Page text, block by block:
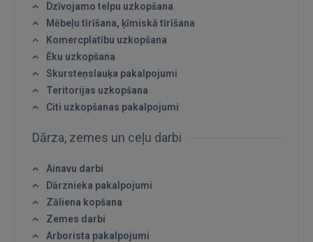
Dzīvojamo telpu uzkopšana
Mēbeļu tīrīšana, ķīmiskā tīrīšana
Komercplatību uzkopšana
Ēku uzkopšana
Skursteņslauķa pakalpojumi
Teritorijas uzkopšana
Citi uzkopšanas pakalpojumi
Dārza, zemes un ceļu darbi
Ainavu darbi
Dārznieka pakalpojumi
Zāliena kopšana
Zemes darbi
Arborista pakalpojumi